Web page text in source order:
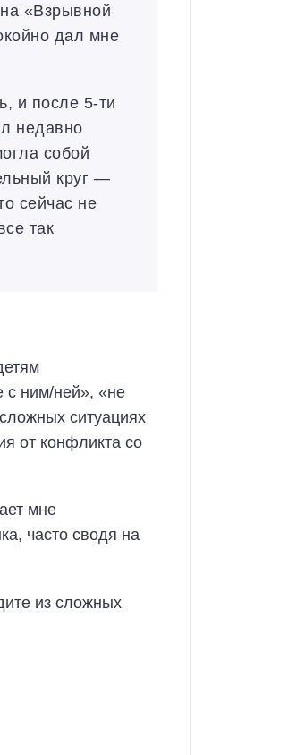
«Взрывной
дал мне
и после 5-ти
недавно
собой
круг —
сейчас не
так
с ним/ней», «не
ситуациях
от конфликта со
мне
часто сводя на
из сложных